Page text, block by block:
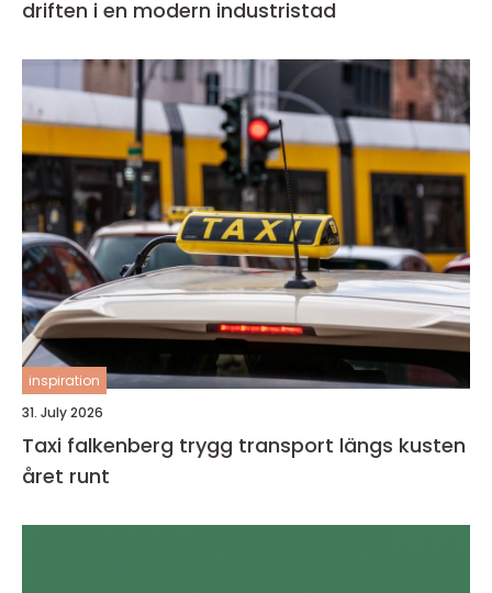
driften i en modern industristad
inspiration
31. July 2026
Taxi falkenberg trygg transport längs kusten
året runt